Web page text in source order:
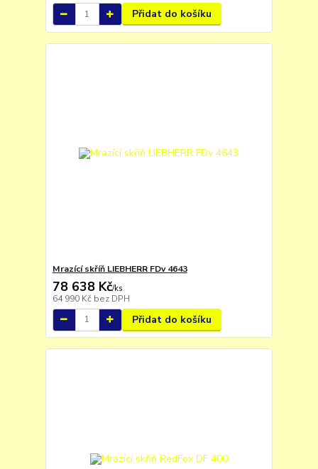
Přidat do košíku
Mrazící skříň LIEBHERR FDv 4643
78 638 Kč/ks
64 990 Kč bez DPH
Přidat do košíku